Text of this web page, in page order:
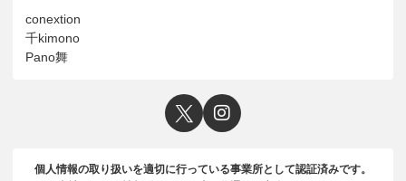
conextion
千kimono
Pano舞
個人情報の取り扱いを適切に行っている事業所として認証済みです。